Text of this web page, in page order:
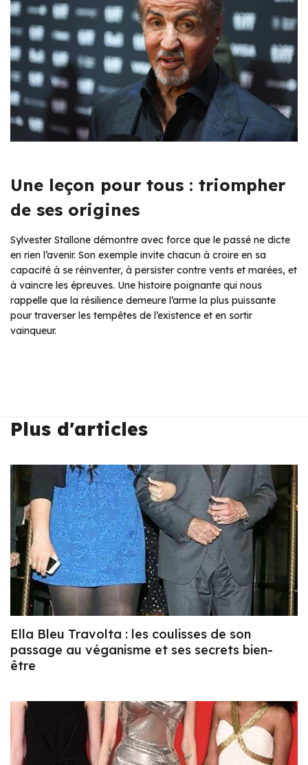
Une leçon pour tous : triompher
de ses origines
Sylvester Stallone démontre avec force que le passé ne dicte
en rien l’avenir. Son exemple invite chacun à croire en sa
capacité à se réinventer, à persister contre vents et marées, et
à vaincre les épreuves. Une histoire poignante qui nous
rappelle que la résilience demeure l’arme la plus puissante
pour traverser les tempêtes de l’existence et en sortir
vainqueur.
Plus d'articles
Ella Bleu Travolta : les coulisses de son
passage au véganisme et ses secrets bien-
être